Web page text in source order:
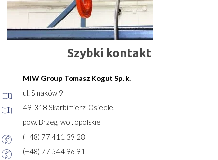
Szybki kontakt
MIW Group Tomasz Kogut Sp. k.
ul. Smaków 9
49-318 Skarbimierz-Osiedle,
pow. Brzeg, woj. opolskie
(+48) 77 411 39 28
(+48) 77 544 96 91